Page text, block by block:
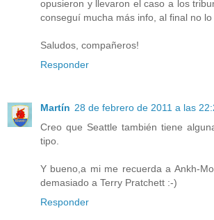
opusieron y llevaron el caso a los
conseguí mucha más info, al final no lo
Saludos, compañeros!
Responder
Martín 28 de febrero de 2011 a las
Creo que Seattle también tiene
tipo.
Y bueno,a mi me recuerda a Ankh-
demasiado a Terry Pratchett :-)
Responder